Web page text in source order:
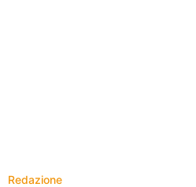
Redazione